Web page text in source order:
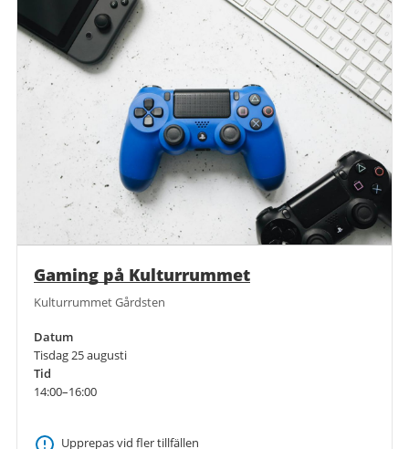
Gaming på Kulturrummet
Kulturrummet Gårdsten
Datum
Tisdag 25 augusti
Tid
14:00–16:00
Upprepas vid fler tillfällen